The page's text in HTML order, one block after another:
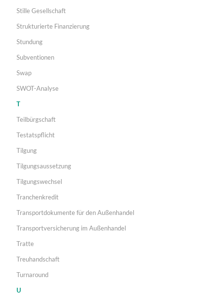
Stille Gesellschaft
Strukturierte Finanzierung
Stundung
Subventionen
Swap
SWOT-Analyse
T
Teilbürgschaft
Testatspflicht
Tilgung
Tilgungsaussetzung
Tilgungswechsel
Tranchenkredit
Transportdokumente für den Außenhandel
Transportversicherung im Außenhandel
Tratte
Treuhandschaft
Turnaround
U